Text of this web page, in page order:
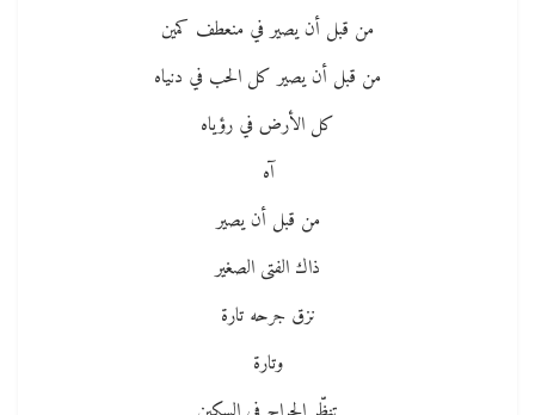
من قبل أن يصير في منعطف كمين
من قبل أن يصير كل الحب في دنياه
كل الأرض في رؤياه
آه
من قبل أن يصير
ذاك الفتى الصغير
نزق جرحه تارة
وتارة